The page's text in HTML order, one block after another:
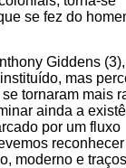
se fez do
Giddens
mas
tornaram mais
ainda a
por um fluxo
moderno e traços